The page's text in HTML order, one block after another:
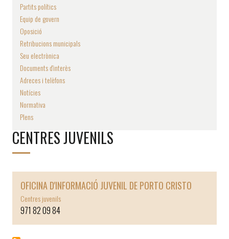
Partits polítics
Equip de govern
Oposició
Retribucions municipals
Seu electrònica
Documents d'interès
Adreces i telèfons
Notícies
Normativa
Plens
CENTRES JUVENILS
OFICINA D'INFORMACIÓ JUVENIL DE PORTO CRISTO
Centres juvenils
971 82 09 84